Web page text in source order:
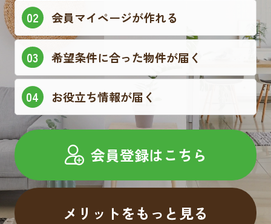
会員マイページが作れる
希望条件に合った物件が届く
お役立ち情報が届く
会員登録はこちら
メリットをもっと見る